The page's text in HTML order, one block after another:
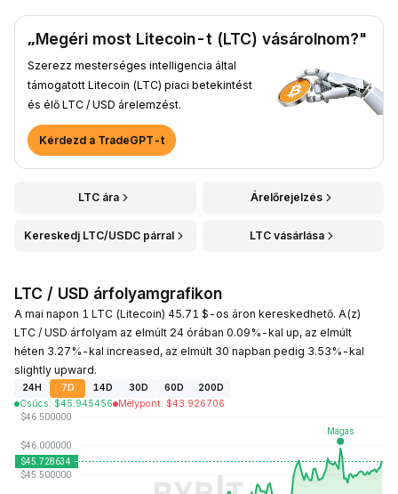
„Megéri most Litecoin-t (LTC) vásárolnom?"
Szerezz mesterséges intelligencia által
támogatott Litecoin (LTC) piaci betekintést
és élő LTC / USD árelemzést.
Kérdezd a TradeGPT-t
LTC ára Árelőrejelzés
Kereskedj LTC/USDC párral LTC vásárlása
LTC / USD árfolyamgrafikon
A mai napon 1 LTC (Litecoin) 45.71 $-os áron kereskedhető. A(z)
LTC / USD árfolyam az elmúlt 24 órában 0.09%-kal up, az elmúlt
héten 3.27%-kal increased, az elmúlt 30 napban pedig 3.53%-kal
slightly upward.
24H 7D 14D 30D 60D
200D
Csúcs: $45.945456 Mélypont: $43.926706